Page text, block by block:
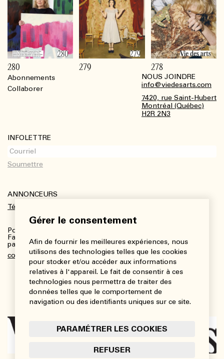
Gérer le consentement
Afin de fournir les meilleures expériences, nous
utilisons des technologies telles que les cookies
pour stocker et/ou accéder aux informations
relatives à l'appareil. Le fait de consentir à ces
technologies nous permettra de traiter des
données telles que le comportement de
navigation ou des identifiants uniques sur ce site.
PARAMÉTRER LES COOKIES
REFUSER
Abonnements
Collaborer
NOUS JOINDRE
info@viedesarts.com
7420, rue Saint-Hubert
Montréal (Québec)
H2R 2N3
INFOLETTRE
ANNONCEURS
Télécharger le kit média
Pour plus de renseignements :
Fanny Charbonneau, Responsable des communications,
partenariats et publicités
communications@viedesarts.com
280 279 278